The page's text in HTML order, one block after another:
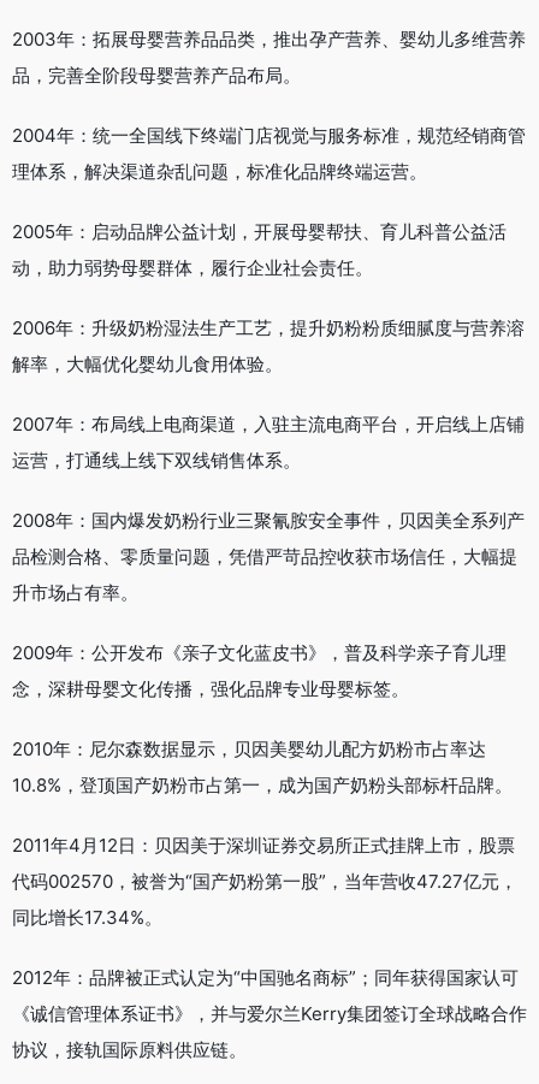
2003年：拓展母婴营养品品类，推出孕产营养、婴幼儿多维营养
品，完善全阶段母婴营养产品布局。
2004年：统一全国线下终端门店视觉与服务标准，规范经销商管
理体系，解决渠道杂乱问题，标准化品牌终端运营。
2005年：启动品牌公益计划，开展母婴帮扶、育儿科普公益活
动，助力弱势母婴群体，履行企业社会责任。
2006年：升级奶粉湿法生产工艺，提升奶粉粉质细腻度与营养溶
解率，大幅优化婴幼儿食用体验。
2007年：布局线上电商渠道，入驻主流电商平台，开启线上店铺
运营，打通线上线下双线销售体系。
2008年：国内爆发奶粉行业三聚氰胺安全事件，贝因美全系列产
品检测合格、零质量问题，凭借严苛品控收获市场信任，大幅提
升市场占有率。
2009年：公开发布《亲子文化蓝皮书》，普及科学亲子育儿理
念，深耕母婴文化传播，强化品牌专业母婴标签。
2010年：尼尔森数据显示，贝因美婴幼儿配方奶粉市占率达
10.8%，登顶国产奶粉市占第一，成为国产奶粉头部标杆品牌。
2011年4月12日：贝因美于深圳证券交易所正式挂牌上市，股票
代码002570，被誉为“国产奶粉第一股”，当年营收47.27亿元，
同比增长17.34%。
2012年：品牌被正式认定为“中国驰名商标”；同年获得国家认可
《诚信管理体系证书》，并与爱尔兰Kerry集团签订全球战略合作
协议，接轨国际原料供应链。